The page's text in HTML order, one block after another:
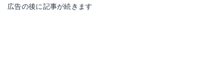
広告の後に記事が続きます